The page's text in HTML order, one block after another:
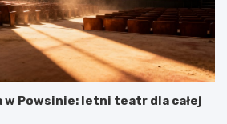
w Powsinie: letni teatr dla całej